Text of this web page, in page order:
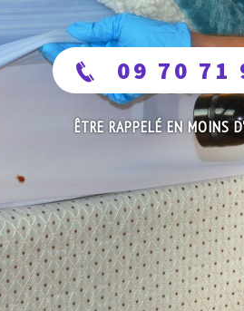
09 70 71
ÊTRE RAPPELÉ EN MOINS